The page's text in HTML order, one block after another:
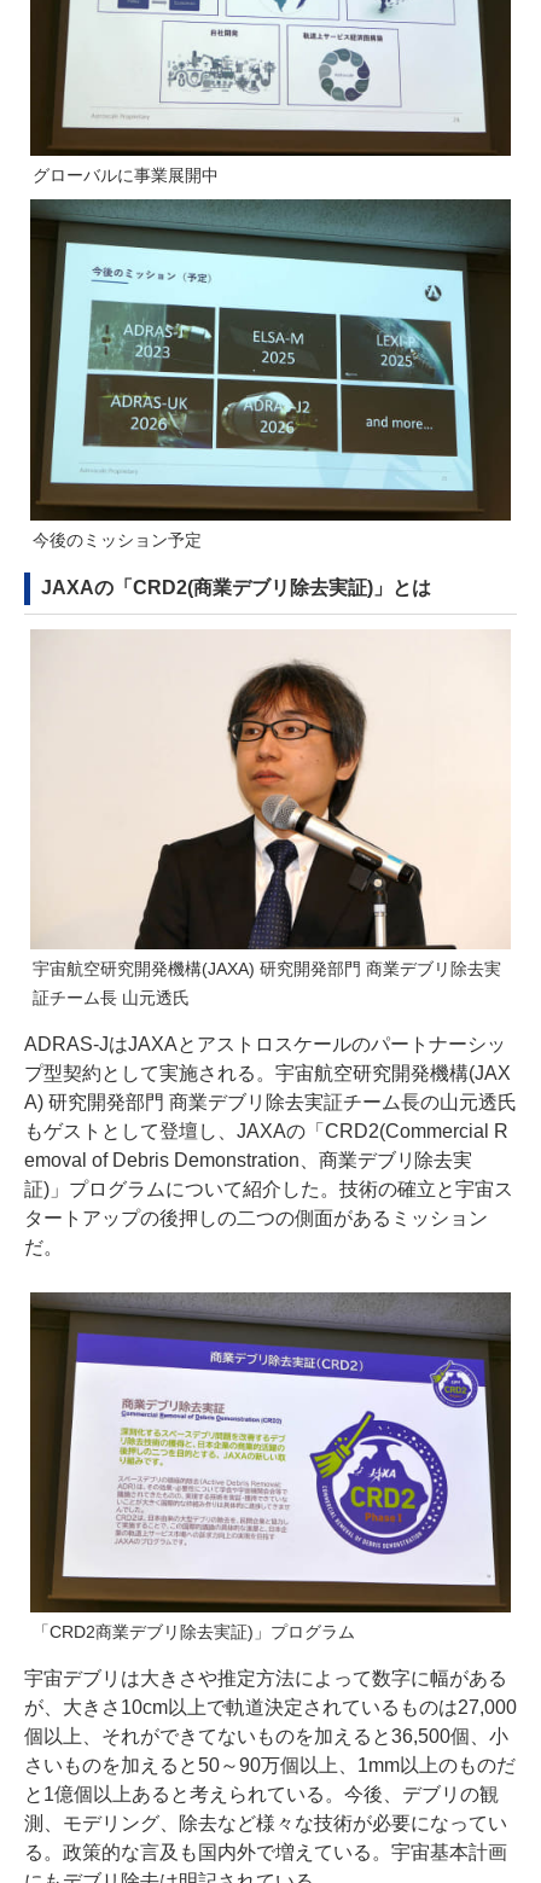
グローバルに事業展開中
今後のミッション予定
JAXAの「CRD2(商業デブリ除去実証)」とは
宇宙航空研究開発機構(JAXA) 研究開発部門 商業デブリ除去実
証チーム長 山元透氏
ADRAS-JはJAXAとアストロスケールのパートナーシッ
プ型契約として実施される。宇宙航空研究開発機構(JAX
A) 研究開発部⾨ 商業デブリ除去実証チーム長の山元透氏
もゲストとして登壇し、JAXAの「CRD2(Commercial R
emoval of Debris Demonstration、商業デブリ除去実
証)」プログラムについて紹介した。技術の確立と宇宙ス
タートアップの後押しの二つの側面があるミッション
だ。
「CRD2商業デブリ除去実証)」プログラム
宇宙デブリは大きさや推定方法によって数字に幅がある
が、大きさ10cm以上で軌道決定されているものは27,000
個以上、それができてないものを加えると36,500個、小
さいものを加えると50～90万個以上、1mm以上のものだ
と1億個以上あると考えられている。今後、デブリの観
測、モデリング、除去など様々な技術が必要になってい
る。政策的な言及も国内外で増えている。宇宙基本計画